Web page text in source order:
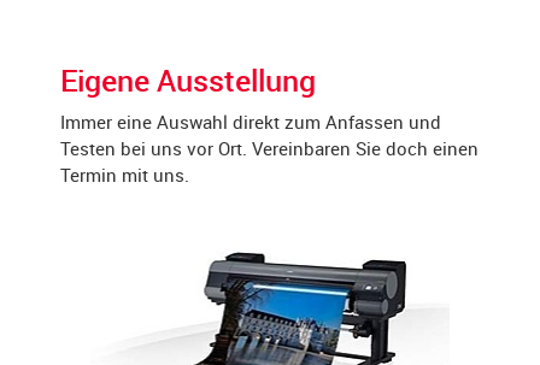
Eigene Ausstellung
Immer eine Auswahl direkt zum Anfassen und
Testen bei uns vor Ort. Vereinbaren Sie doch einen
Termin mit uns.